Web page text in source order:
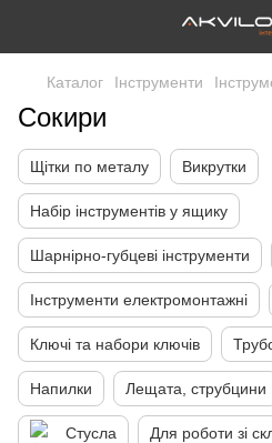
Каталог Інструменти
Сокири
Щітки по металу Викрутки
Набір інструментів у ящику
Шарнірно-губцеві інструменти
Інструменти електромонтажні
Ключі та набори ключів
Напилки Лещата, струбцини
Стусла Для роботи зі